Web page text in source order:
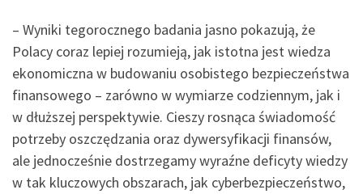
– Wyniki tegorocznego badania jasno pokazują, że
Polacy coraz lepiej rozumieją, jak istotna jest wiedza
ekonomiczna w budowaniu osobistego bezpieczeństwa
finansowego – zarówno w wymiarze codziennym, jak i
w dłuższej perspektywie. Cieszy rosnąca świadomość
potrzeby oszczędzania oraz dywersyfikacji finansów,
ale jednocześnie dostrzegamy wyraźne deficyty wiedzy
w tak kluczowych obszarach, jak cyberbezpieczeństwo,